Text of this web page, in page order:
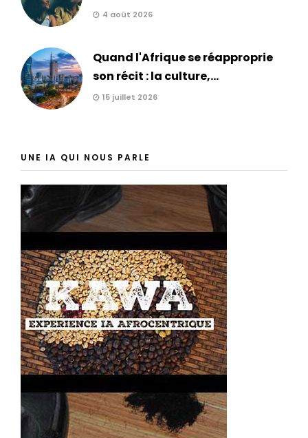
4 août 2026
Quand l'Afrique se réapproprie
son récit : la culture,...
15 juillet 2026
UNE IA QUI NOUS PARLE